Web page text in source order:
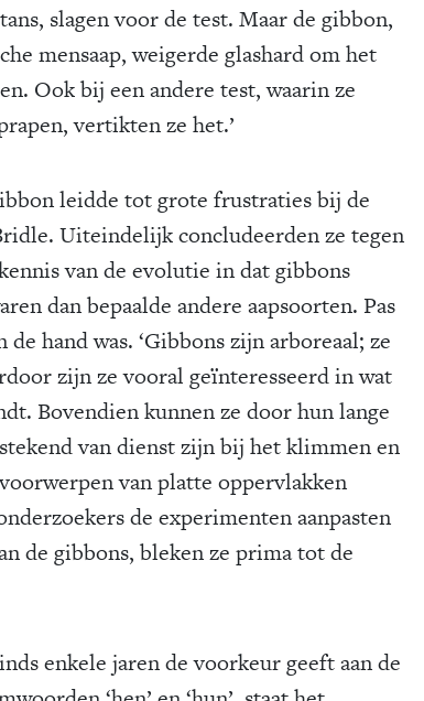
slagen voor de test. Maar de gibbon,
mensaap, weigerde glashard om het
Ook bij een andere test, waarin ze
vertikten ze het.’
leidde tot grote frustraties bij de
Uiteindelijk concludeerden ze tegen
van de evolutie in dat gibbons
dan bepaalde andere aapsoorten. Pas
hand was. ‘Gibbons zijn arboreaal; ze
zijn ze vooral geïnteresseerd in wat
Bovendien kunnen ze door hun lange
van dienst zijn bij het klimmen en
van platte oppervlakken
de experimenten aanpasten
de gibbons, bleken ze prima tot de
enkele jaren de voorkeur geeft aan de